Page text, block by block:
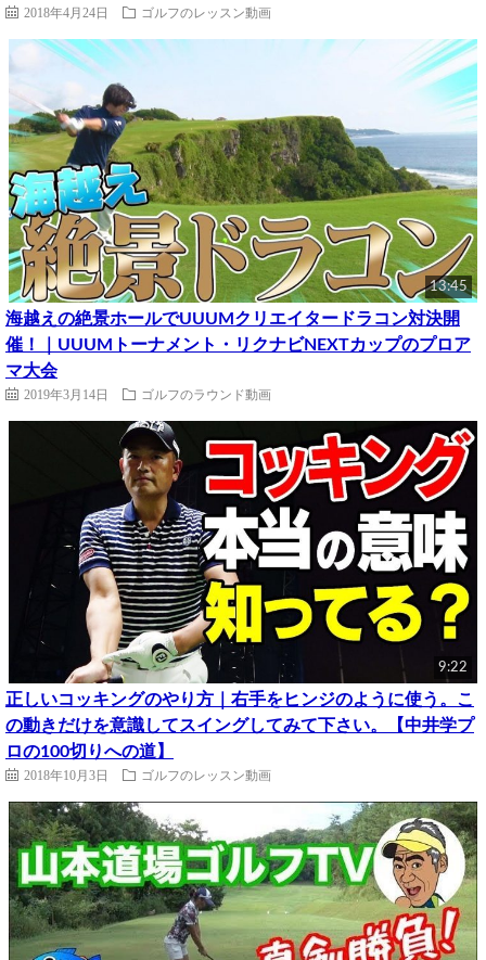
2018年4月24日 ゴルフのレッスン動画
13:45
海越えの絶景ホールでUUUMクリエイタードラコン対決開
催！｜UUUMトーナメント・リクナビNEXTカップのプロア
マ大会
2019年3月14日 ゴルフのラウンド動画
9:22
正しいコッキングのやり方｜右手をヒンジのように使う。こ
の動きだけを意識してスイングしてみて下さい。【中井学プ
ロの100切りへの道】
2018年10月3日 ゴルフのレッスン動画